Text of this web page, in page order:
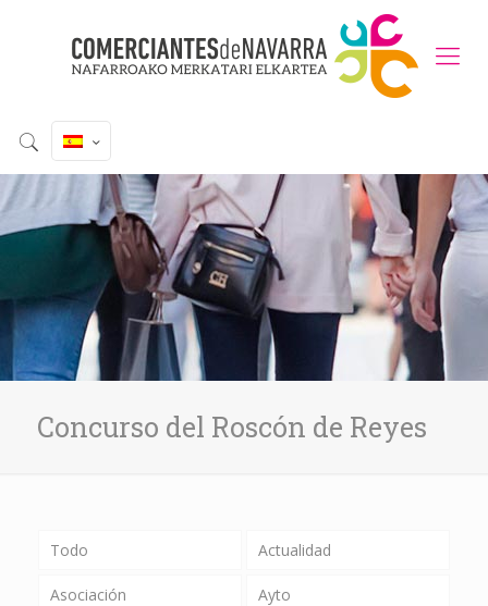
Concurso del Roscón de Reyes
Todo Actualidad
Asociación Ayto